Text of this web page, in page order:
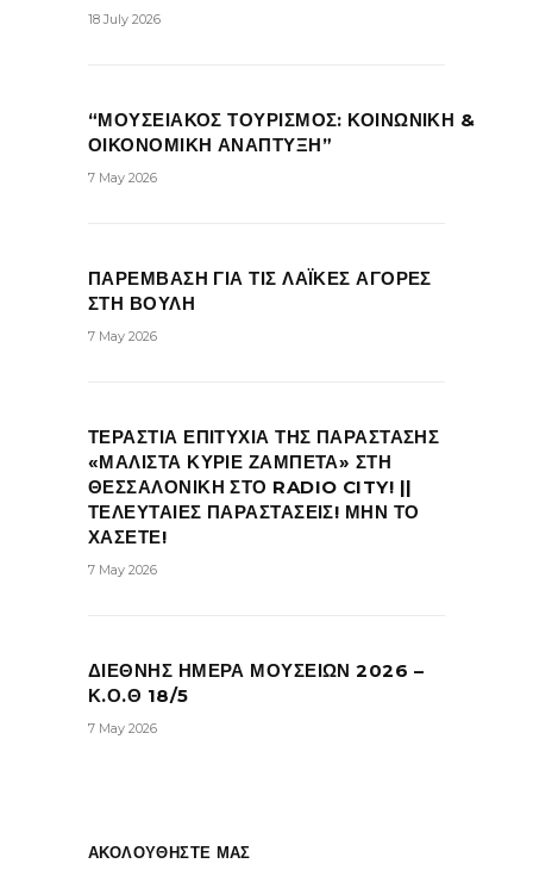
18 July 2026
“ΜΟΥΣΕΙΑΚΟΣ ΤΟΥΡΙΣΜΟΣ: ΚΟΙΝΩΝΙΚΗ &
ΟΙΚΟΝΟΜΙΚΗ ΑΝΑΠΤΥΞΗ”
7 May 2026
ΠΑΡΕΜΒΑΣΗ ΓΙΑ ΤΙΣ ΛΑΪΚΕΣ ΑΓΟΡΕΣ
ΣΤΗ ΒΟΥΛΗ
7 May 2026
ΤΕΡΑΣΤΙΑ ΕΠΙΤΥΧΙΑ ΤΗΣ ΠΑΡΑΣΤΑΣΗΣ
«ΜΑΛΙΣΤΑ ΚΥΡΙΕ ΖΑΜΠΕΤΑ» ΣΤΗ
ΘΕΣΣΑΛΟΝΙΚΗ ΣΤΟ RADIO CITY! ||
ΤΕΛΕΥΤΑΙΕΣ ΠΑΡΑΣΤΑΣΕΙΣ! ΜΗΝ ΤΟ
ΧΑΣΕΤΕ!
7 May 2026
ΔΙΕΘΝΗΣ ΗΜΕΡΑ ΜΟΥΣΕΙΩΝ 2026 –
Κ.Ο.Θ 18/5
7 May 2026
ΑΚΟΛΟΥΘΗΣΤΕ ΜΑΣ